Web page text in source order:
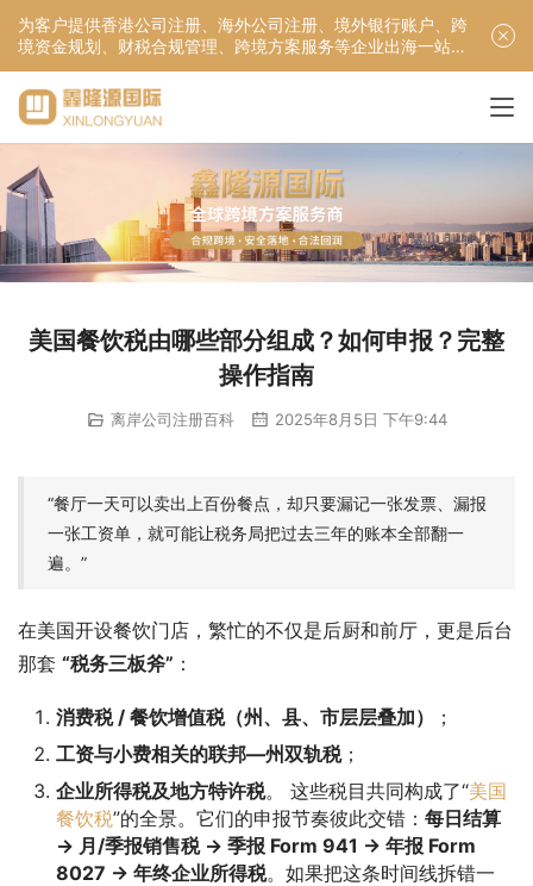
为客户提供香港公司注册、海外公司注册、境外银行账户、跨
境资金规划、财税合规管理、跨境方案服务等企业出海一站式
服务！
美国餐饮税由哪些部分组成？如何申报？完整
操作指南
离岸公司注册百科 2025年8月5日 下午9:44
“餐厅一天可以卖出上百份餐点，却只要漏记一张发票、漏报
一张工资单，就可能让税务局把过去三年的账本全部翻一
遍。”
在美国开设餐饮门店，繁忙的不仅是后厨和前厅，更是后台
那套 “税务三板斧” ：
消费税 / 餐饮增值税（州、县、市层层叠加）
；
工资与小费相关的联邦—州双轨税；
企业所得税及地方特许税。 这些税目共同构成了“美国
餐饮税”的全景。它们的申报节奏彼此交错： 每日结算
→ 月/季报销售税 → 季报 Form 941 → 年报 Form
8027 → 年终企业所得税。如果把这条时间线拆错一